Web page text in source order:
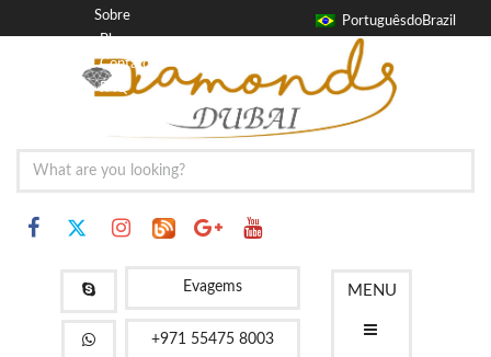
PortuguêsdoBrazil
Sobre
Blog
Contato
FAQ
MENU
Evagems
+971 55475 8003